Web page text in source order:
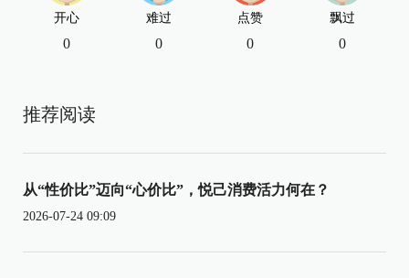
开心
0
难过
0
点赞
0
飘过
0
推荐阅读
从“性价比”迈向“心价比”，悦己消费活力何在？
2026-07-24 09:09